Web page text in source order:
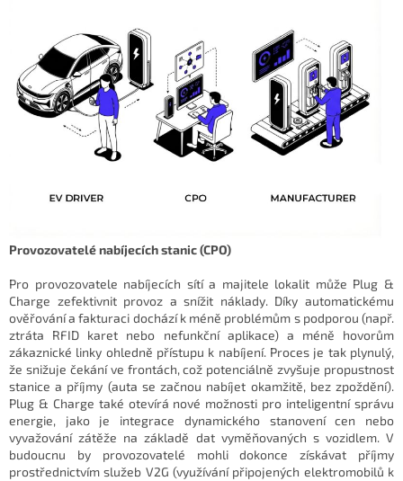
Provozovatelé nabíjecích stanic (CPO)
Pro provozovatele nabíjecích sítí a majitele lokalit může Plug &
Charge zefektivnit provoz a snížit náklady. Díky automatickému
ověřování a fakturaci dochází k méně problémům s podporou (např.
ztráta RFID karet nebo nefunkční aplikace) a méně hovorům
zákaznické linky ohledně přístupu k nabíjení. Proces je tak plynulý,
že snižuje čekání ve frontách, což potenciálně zvyšuje propustnost
stanice a příjmy (auta se začnou nabíjet okamžitě, bez zpoždění).
Plug & Charge také otevírá nové možnosti pro inteligentní správu
energie, jako je integrace dynamického stanovení cen nebo
vyvažování zátěže na základě dat vyměňovaných s vozidlem. V
budoucnu by provozovatelé mohli dokonce získávat příjmy
prostřednictvím služeb V2G (využívání připojených elektromobilů k